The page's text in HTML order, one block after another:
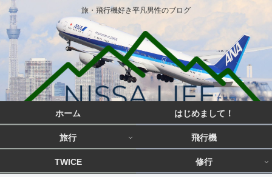
旅・飛行機好き平凡男性のブログ
ホーム はじめまして！
旅行 飛行機
TWICE 修行